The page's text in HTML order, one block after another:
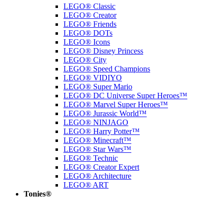
LEGO® Classic
LEGO® Creator
LEGO® Friends
LEGO® DOTs
LEGO® Icons
LEGO® Disney Princess
LEGO® City
LEGO® Speed Champions
LEGO® VIDIYO
LEGO® Super Mario
LEGO® DC Universe Super Heroes™
LEGO® Marvel Super Heroes™
LEGO® Jurassic World™
LEGO® NINJAGO
LEGO® Harry Potter™
LEGO® Minecraft™
LEGO® Star Wars™
LEGO® Technic
LEGO® Creator Expert
LEGO® Architecture
LEGO® ART
Tonies®